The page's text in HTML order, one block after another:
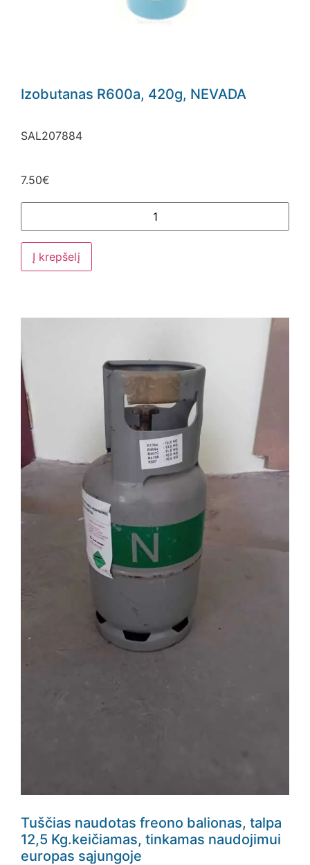
Izobutanas R600a, 420g, NEVADA
SAL207884
7.50€
Į krepšelį
Tuščias naudotas freono balionas, talpa
12,5 Kg.keičiamas, tinkamas naudojimui
europas sąjungoje